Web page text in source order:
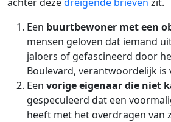
Een buurtbewoner met een
mensen geloven dat iemand
jaloers of gefascineerd door
Boulevard, verantwoordelijk is
Een vorige eigenaar die niet
gespeculeerd dat een
heeft met het overdragen van